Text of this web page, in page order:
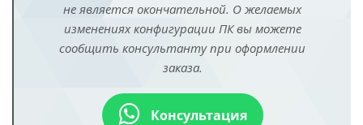
не является окончательной. О желаемых
изменениях конфигурации ПК вы можете
сообщить консультанту при оформлении
заказа.
Консультация